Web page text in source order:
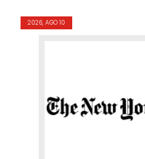
2026, AGO 10